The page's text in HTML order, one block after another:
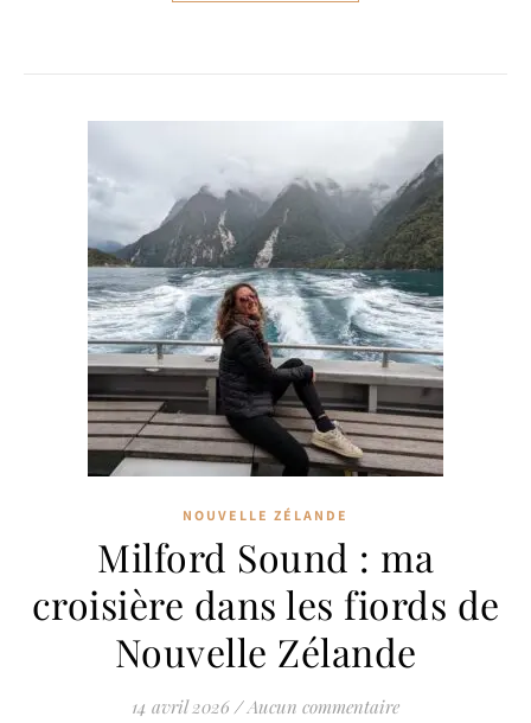
NOUVELLE ZÉLANDE
Milford Sound : ma
croisière dans les fiords de
Nouvelle Zélande
14 avril 2026 / Aucun commentaire